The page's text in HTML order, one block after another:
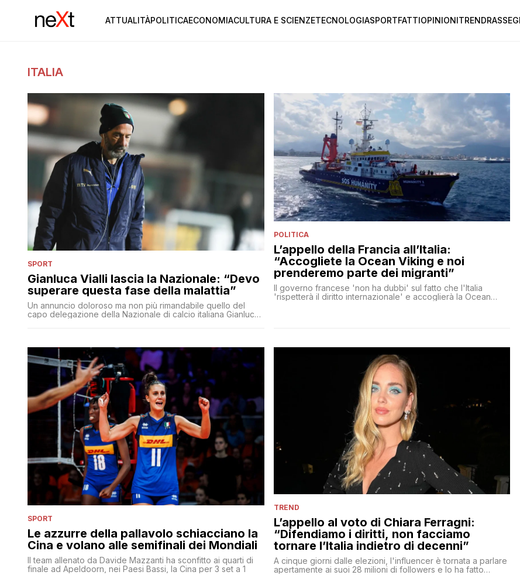
ATTUALITÀPOLITICAECONOMIACULTURA E SCIENZETECNOLOGIASPORTFATTIOPINIONITREND
ITALIA
SPORT
Gianluca Vialli lascia la Nazionale: “Devo
superare questa fase della malattia”
Un annuncio doloroso ma non più rimandabile quello del
capo delegazione della Nazionale di calcio italiana Gianluca
bomber della Sampdoria lo ha comunicato [']
POLITICA
L’appello della Francia all’Italia:
“Accogliete la Ocean Viking e noi
prenderemo parte dei migranti”
Il governo francese 'non ha dubbi' sul fatto che l'Italia
'rispetterà il diritto internazionale' e accoglierà la Ocean
SPORT
Le azzurre della pallavolo schiacciano la
Cina e volano alle semifinali dei Mondiali
Il team allenato da Davide Mazzanti ha sconfitto ai quarti di
finale ad Apeldoorn, nei Paesi Bassi, la Cina per 3 set a 1
TREND
L’appello al voto di Chiara Ferragni:
“Difendiamo i diritti, non facciamo
tornare l’Italia indietro di decenni”
A cinque giorni dalle elezioni, l'influencer è tornata a parlare
apertamente ai suoi 28 milioni di followers e lo ha fatto